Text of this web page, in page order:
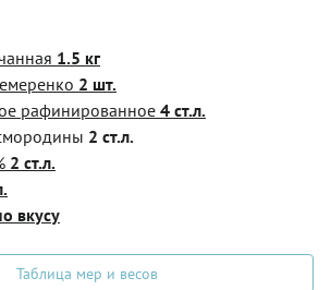
1.5 кг
2 шт.
рафинированное 4 ст.л.
2 ст.л.
2 ст.л.
вкусу
Таблица мер и весов